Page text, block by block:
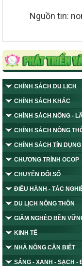
Nguồn tin:
CHÍNH SÁCH DU LỊCH
CHÍNH SÁCH KHÁC
CHÍNH SÁCH NÔNG -
CHÍNH SÁCH NÔNG
CHÍNH SÁCH TÍN DỤNG
CHƯƠNG TRÌNH OCOP
CHUYỂN ĐỔI SỐ
ĐIỀU HÀNH - TÁC
DU LỊCH NÔNG THÔN
GIẢM NGHÈO BỀN
KINH TẾ
NHÀ NÔNG CẦN BIẾT
SÁNG - XANH - SẠCH -